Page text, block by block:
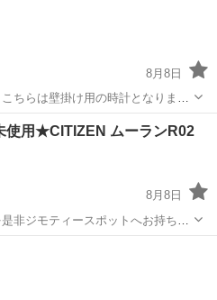
8月8日
ちらは壁掛け用の時計となります
はお写真にてご確認下さい
時計
用★CITIZEN ムーランR02
8月8日
ジモティースポットへお持ち込
ツ・レジャー用品、こども用品、